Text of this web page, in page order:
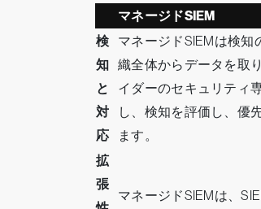
マネージドSIEM
検
知
と
対
応
マネージドSIEMは検知
織全体からデータを取
イダーのセキュリティ
し、検知を評価し、優
ます。
拡
張
マネージドSIEMは、